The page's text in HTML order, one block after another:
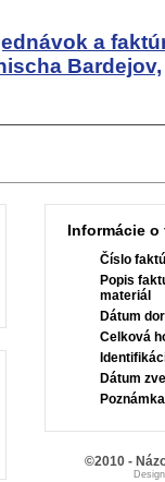
a
Bardejov,
Informácie o
Číslo
Popis
materiál
Dátum
Celková
Dátum
©2010 -